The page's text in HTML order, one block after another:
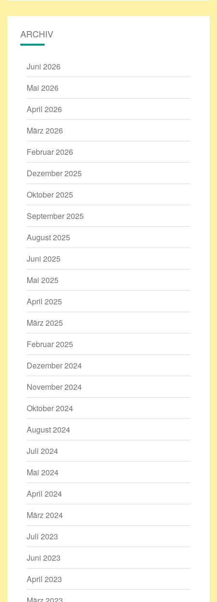
ARCHIV
Juni 2026
Mai 2026
April 2026
März 2026
Februar 2026
Dezember 2025
Oktober 2025
September 2025
August 2025
Juni 2025
Mai 2025
April 2025
März 2025
Februar 2025
Dezember 2024
November 2024
Oktober 2024
August 2024
Juli 2024
Mai 2024
April 2024
März 2024
Juli 2023
Juni 2023
April 2023